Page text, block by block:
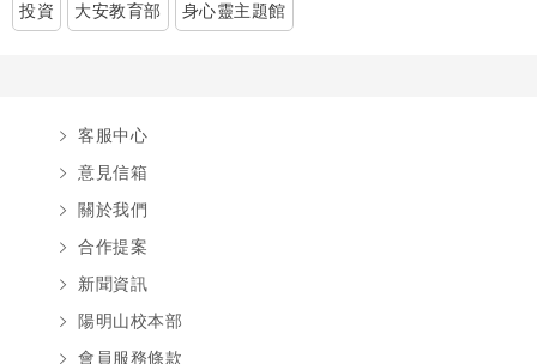
投資 大安教育部 身心靈主題館
客服中心
意見信箱
關於我們
合作提案
新聞資訊
陽明山校本部
會員服務條款